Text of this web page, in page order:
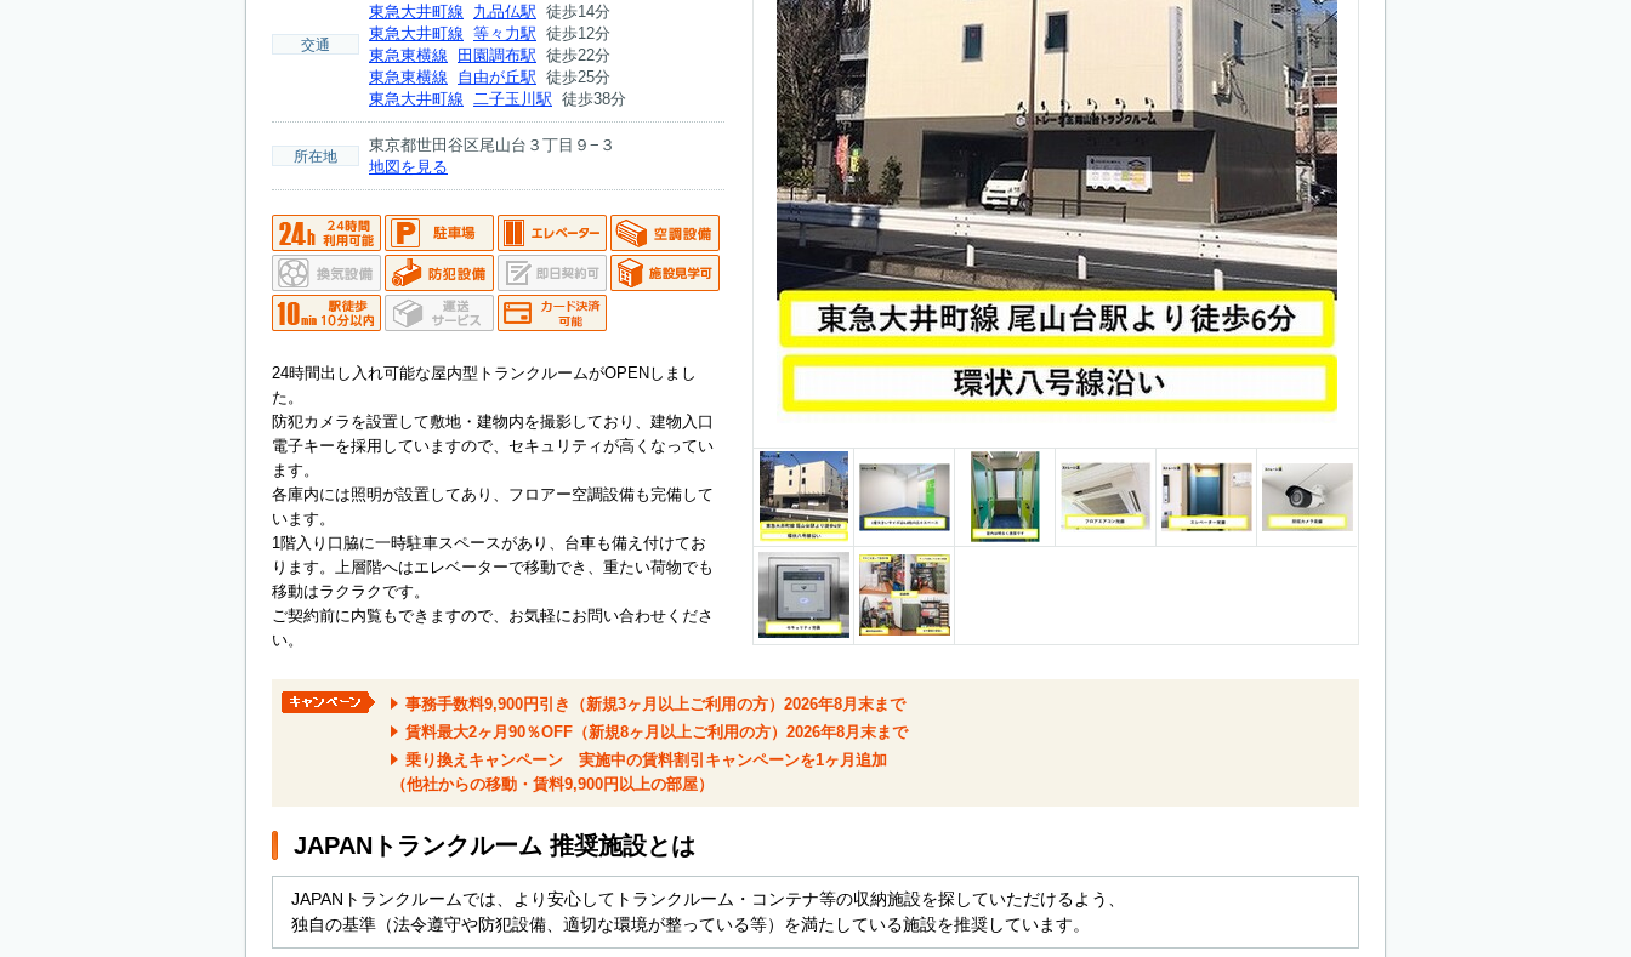
交通
東急大井町線
九品仏駅 徒歩14分
東急大井町線 等々力駅 徒歩12分
東急東横線
田園調布駅 徒歩22分
東急東横線
自由が丘駅 徒歩25分
東急大井町線 二子玉川駅 徒歩38分
所在地
東京都世田谷区尾山台３丁目９−３
地図を見る
24時間出し入れ可能な屋内型トランクルームがOPENしまし
た。
防犯カメラを設置して敷地・建物内を撮影しており、建物入口
電子キーを採用していますので、セキュリティが高くなってい
ます。
各庫内には照明が設置してあり、フロアー空調設備も完備して
います。
1階入り口脇に一時駐車スペースがあり、台車も備え付けてお
ります。上層階へはエレベーターで移動でき、重たい荷物でも
移動はラクラクです。
ご契約前に内覧もできますので、お気軽にお問い合わせくださ
い。
事務手数料9,900円引き（新規3ヶ月以上ご利用の方）2026年8月末まで
賃料最大2ヶ月90％OFF（新規8ヶ月以上ご利用の方）2026年8月末まで
乗り換えキャンペーン 実施中の賃料割引キャンペーンを1ヶ月追加
（他社からの移動・賃料9,900円以上の部屋）
JAPANトランクルーム 推奨施設とは
JAPANトランクルームでは、より安心してトランクルーム・コンテナ等の収納施設を探していただけるよう、
独自の基準（法令遵守や防犯設備、適切な環境が整っている等）を満たしている施設を推奨しています。